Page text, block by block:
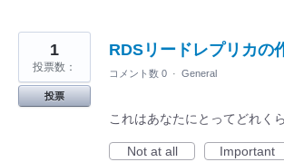
RDSリードレプリカの
1
投票数：
投票
コメント数 0 · General
これはあなたにとってどれく
Not at all
Important